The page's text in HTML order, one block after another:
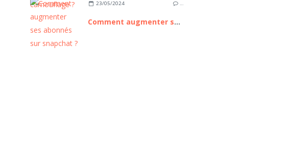
23/05/2024 …
Comment augmenter ses abonnés sur snapchat ?